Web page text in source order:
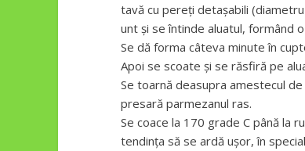
tavă cu pereți detașabili
unt și se întinde aluatul, formând
Se dă forma câteva minute în
Apoi se scoate și se răsfiră pe
Se toarnă deasupra amestecul
presară parmezanul ras.
Se coace la 170 grade C până la
tendința să se ardă ușor, în